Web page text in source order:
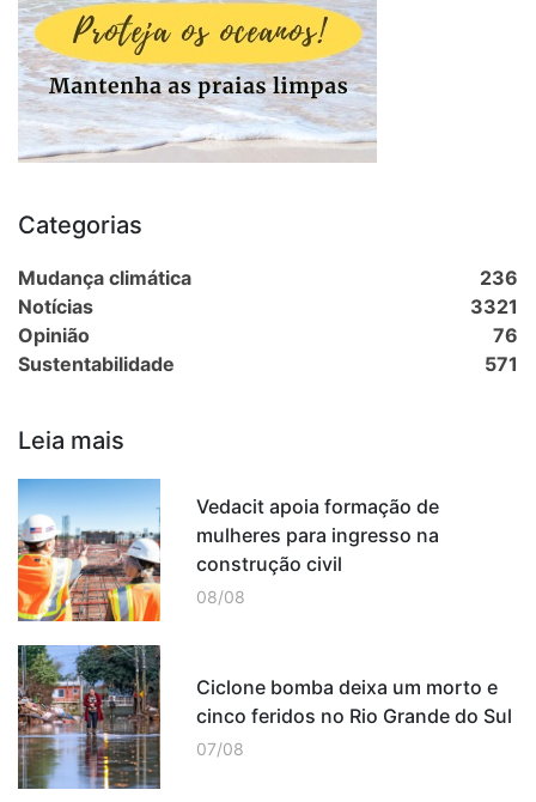
Categorias
Mudança climática
236
Notícias
3321
Opinião
76
Sustentabilidade
571
Leia mais
Vedacit apoia formação de
mulheres para ingresso na
construção civil
08/08
Ciclone bomba deixa um morto e
cinco feridos no Rio Grande do Sul
07/08